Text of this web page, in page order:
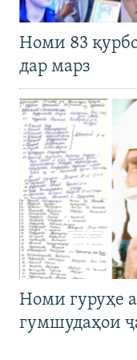
Номи 83
дар марз
Номи гуруҳе
гумшудаҳои